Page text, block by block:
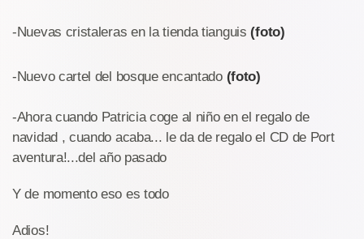
-Nuevas cristaleras en la tienda tianguis(foto)
-Nuevo cartel del bosque encantado (foto)
-Ahora cuando Patricia coge al niño en el regalo de
navidad , cuando acaba... le da de regalo el CD de Port
aventura!...del año pasado
Y de momento eso es todo
Adios!